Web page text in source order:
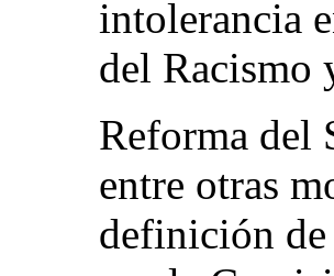
intolerancia
del Racismo
Reforma del
entre otras
definición